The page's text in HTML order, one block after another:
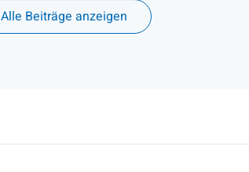
Alle Beiträge anzeigen